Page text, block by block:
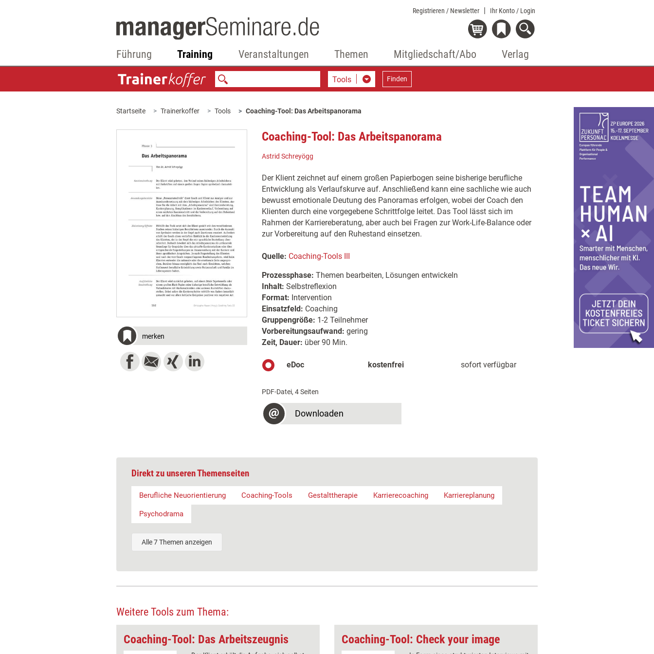
Registrieren / Newsletter Ihr Konto / Login
Führung Training Veranstaltungen Themen Mitgliedschaft/Abo Verlag
Tools Finden
Startseite Trainerkoffer Tools Coaching-Tool: Das Arbeitspanorama
merken
Coaching-Tool: Das Arbeitspanorama
Astrid Schreyögg
Der Klient zeichnet auf einem großen Papierbogen seine bisherige berufliche
Entwicklung als Verlaufskurve auf. Anschließend kann eine sachliche wie auch
bewusst emotionale Deutung des Panoramas erfolgen, wobei der Coach den
Klienten durch eine vorgegebene Schrittfolge leitet. Das Tool lässt sich im
Rahmen der Karriereberatung, aber auch bei Fragen zur Work-Life-Balance oder
zur Vorbereitung auf den Ruhestand einsetzen.
Quelle: Coaching-Tools III
Prozessphase: Themen bearbeiten, Lösungen entwickeln
Inhalt: Selbstreflexion
Format: Intervention
Einsatzfeld: Coaching
Gruppengröße: 1-2 Teilnehmer
Vorbereitungsaufwand: gering
Zeit, Dauer: über 90 Min.
eDoc kostenfrei sofort verfügbar
PDF-Datei, 4 Seiten
Downloaden
Direkt zu unseren Themenseiten
Berufliche Neuorientierung Coaching-Tools Gestalttherapie Karrierecoaching Karriereplanung
Psychodrama
Alle 7 Themen anzeigen
Weitere Tools zum Thema:
Coaching-Tool: Das Arbeitszeugnis Coaching-Tool: Check your image